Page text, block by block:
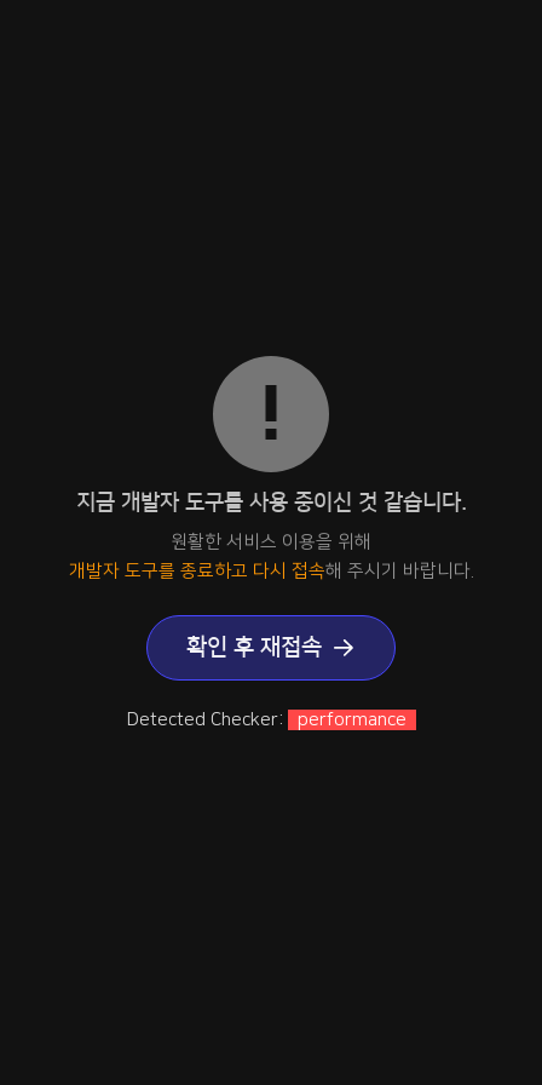
지금 개발자 도구를 사용 중이신 것 같습니다.
원활한 서비스 이용을 위해
개발자 도구를 종료하고 다시 접속해 주시기 바랍니다.
확인 후 재접속
Detected Checker: performance